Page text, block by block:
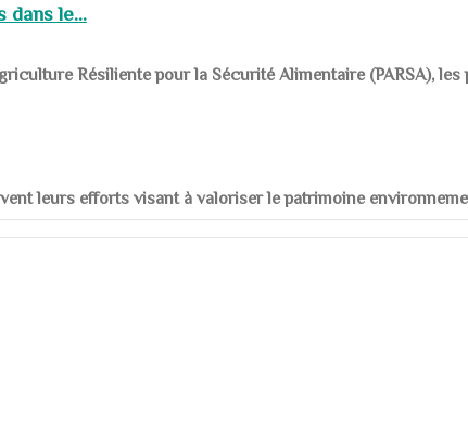
dans le...
Résiliente pour la Sécurité Alimentaire (PARSA), les
leurs efforts visant à valoriser le patrimoine